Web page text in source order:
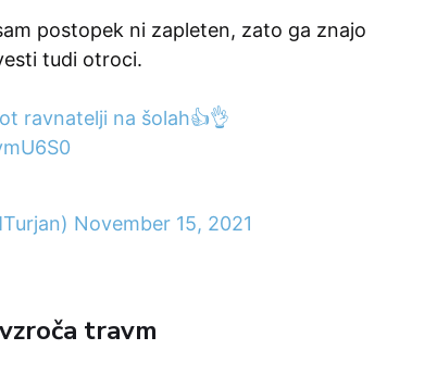
postopek ni zapleten, zato ga znajo
tudi otroci.
ravnatelji na šolah👍👌
November 15, 2021
travm